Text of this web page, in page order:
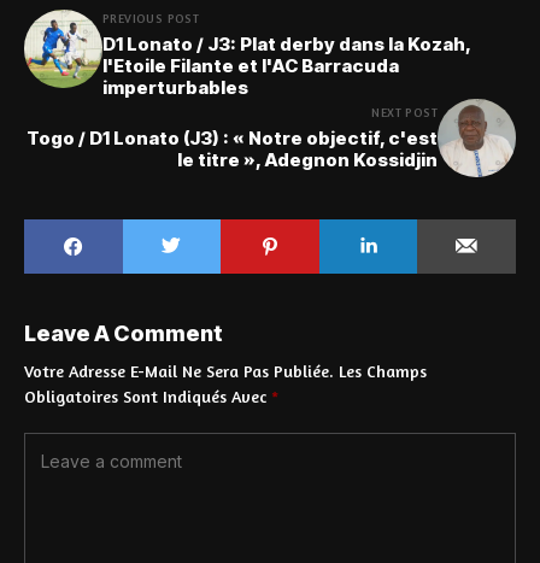
PREVIOUS POST
D1 Lonato / J3: Plat derby dans la Kozah,
l'Etoile Filante et l'AC Barracuda
imperturbables
NEXT POST
Togo / D1 Lonato (J3) : « Notre objectif, c'est
le titre », Adegnon Kossidjin
Leave A Comment
Votre Adresse E-Mail Ne Sera Pas Publiée. Les Champs
Obligatoires Sont Indiqués Avec *